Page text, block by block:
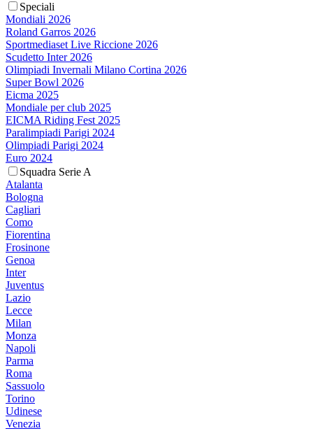
Speciali
Mondiali 2026
Roland Garros 2026
Sportmediaset Live Riccione 2026
Scudetto Inter 2026
Olimpiadi Invernali Milano Cortina 2026
Super Bowl 2026
Eicma 2025
Mondiale per club 2025
EICMA Riding Fest 2025
Paralimpiadi Parigi 2024
Olimpiadi Parigi 2024
Euro 2024
Squadra Serie A
Atalanta
Bologna
Cagliari
Como
Fiorentina
Frosinone
Genoa
Inter
Juventus
Lazio
Lecce
Milan
Monza
Napoli
Parma
Roma
Sassuolo
Torino
Udinese
Venezia